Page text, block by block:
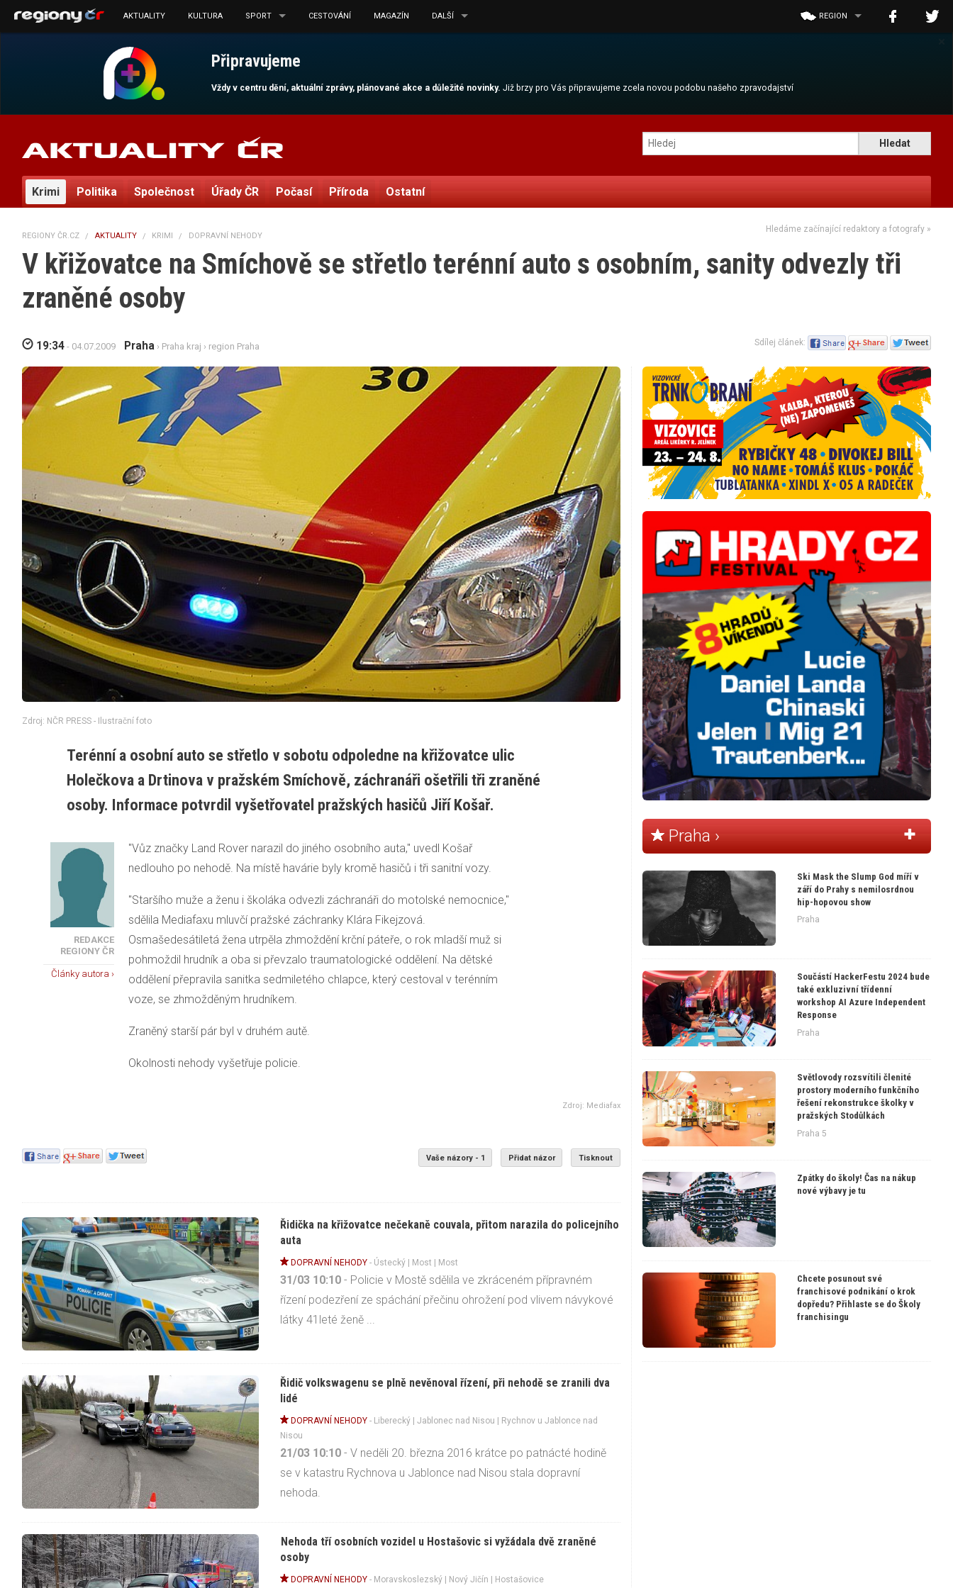
Připravujeme
Vždy v centru dění, aktuální zprávy, plánované akce a důležité novinky.Již brzy pro Vás připravujeme zcela novou podobu našeho zpravodajství
AKTUALITY KULTURA SPORT CESTOVÁNÍ MAGAZÍN DALŠÍ REGION
Krimi Politika Společnost Úřady ČR Počasí Příroda Ostatní
REGIONY ČR.CZ AKTUALITY KRIMI DOPRAVNÍ NEHODY
Hledáme začínající redaktory a fotografy »
V křižovatce na Smíchově se střetlo terénní auto s osobním, sanity odvezly tři
zraněné osoby
19:34 - 04.07.2009 Praha › Praha kraj › region Praha Sdílej článek:
Zdroj: NČR PRESS - Ilustrační foto
Terénní a osobní auto se střetlo v sobotu odpoledne na křižovatce ulic
Holečkova a Drtinova v pražském Smíchově, záchranáři ošetřili tři zraněné
osoby. Informace potvrdil vyšetřovatel pražských hasičů Jiří Košař.
REDAKCE
REGIONY ČR
Články autora ›
"Vůz značky Land Rover narazil do jiného osobního auta," uvedl Košař
nedlouho po nehodě. Na místě havárie byly kromě hasičů i tři sanitní vozy.
"Staršího muže a ženu i školáka odvezli záchranáři do motolské nemocnice,"
sdělila Mediafaxu mluvčí pražské záchranky Klára Fikejzová.
Osmašedesátiletá žena utrpěla zhmoždění krční páteře, o rok mladší muž si
pohmoždil hrudník a oba si převzalo traumatologické oddělení. Na dětské
oddělení přepravila sanitka sedmiletého chlapce, který cestoval v terénním
voze, se zhmožděným hrudníkem.
Zraněný starší pár byl v druhém autě.
Okolnosti nehody vyšetřuje policie.
Zdroj: Mediafax
Vaše názory - 1 Přidat názor Tisknout
Řidička na křižovatce nečekaně couvala, přitom narazila do policejního
auta
DOPRAVNÍ NEHODY - Ústecký Most | Most
31/03 10:10 - Policie v Mostě sdělila ve zkráceném přípravném
řízení podezření ze spáchání přečinu ohrožení pod vlivem návykové
látky 41leté ženě ...
Řidič volkswagenu se plně nevěnoval řízení, při nehodě se zranili dva
lidé
DOPRAVNÍ NEHODY - Liberecký |Jablonec nad Nisou | Rychnov u Jablonce nad
Nisou
21/03 10:10 - V neděli 20. března 2016 krátce po patnácté hodině
se v katastru Rychnova u Jablonce nad Nisou stala dopravní
nehoda.
Nehoda tří osobních vozidel u Hostašovic si vyžádala dvě zraněné
osoby
DOPRAVNÍ NEHODY - Moravskoslezský | Nový Jičín | Hostašovice
Praha ›
Ski Mask the Slump God míří v
září do Prahy s nemilosrdnou
hip-hopovou show
Praha
Součástí HackerFestu 2024 bude
také exkluzivní třídenní
workshop AI Azure Independent
Response
Praha
Světlovody rozsvítili členité
prostory moderního funkčního
řešení rekonstrukce školky v
pražských Stodůlkách
Praha 5
Zpátky do školy! Čas na nákup
nové výbavy je tu
Chcete posunout své
franchisové podnikání o krok
dopředu? Přihlaste se do Školy
franchisingu